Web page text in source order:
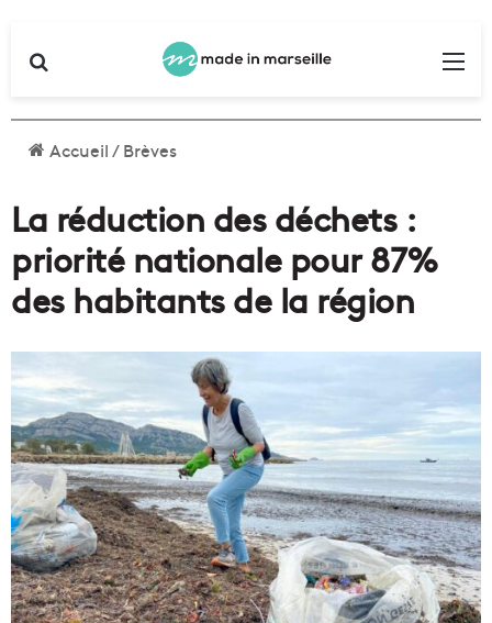
Accueil/Brèves
La réduction des déchets :
priorité nationale pour 87%
des habitants de la région